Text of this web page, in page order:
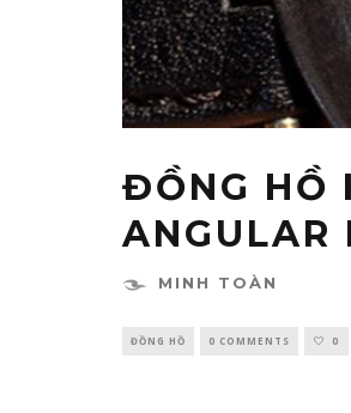
ĐỒNG HỒ
ANGULAR
MINH TOÀN
ĐỒNG HỒ 0 COMMENTS 0